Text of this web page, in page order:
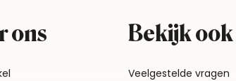
ons Bekijk ook
Veelgestelde vragen